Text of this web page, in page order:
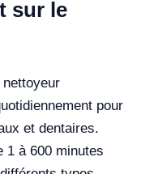
sur le
pour
et dentaires.
1 à 600 minutes